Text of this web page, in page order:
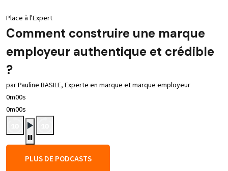
Place à l'Expert
Comment construire une marque
employeur authentique et crédible
?
par Pauline BASILE, Experte en marque et marque employeur
0m00s
0m00s
PLUS DE PODCASTS